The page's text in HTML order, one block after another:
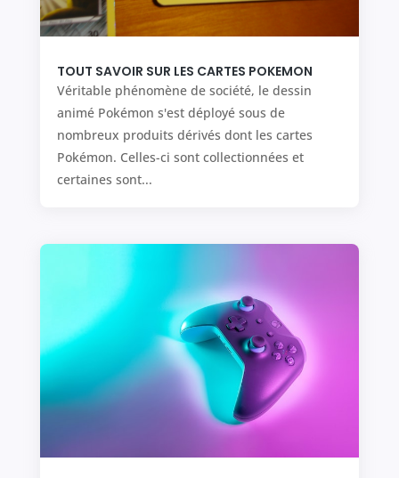
TOUT SAVOIR SUR LES CARTES POKEMON
Véritable phénomène de société, le dessin
animé Pokémon s'est déployé sous de
nombreux produits dérivés dont les cartes
Pokémon. Celles-ci sont collectionnées et
certaines sont...